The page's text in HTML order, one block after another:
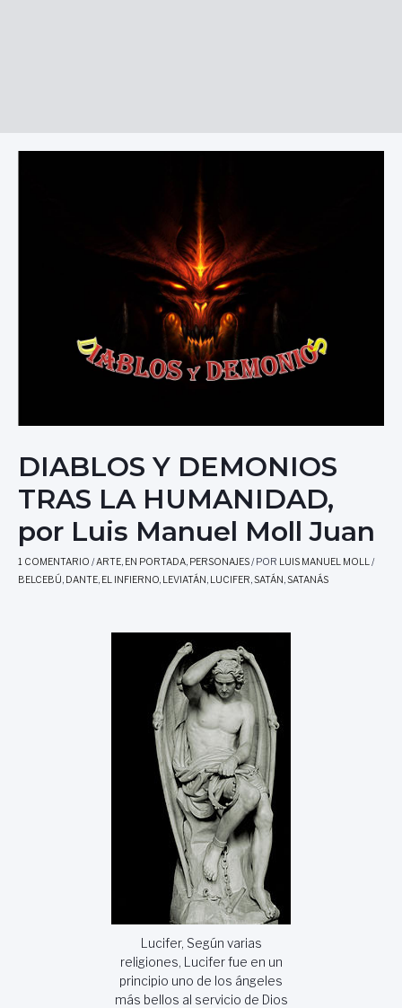
DIABLOS Y DEMONIOS
TRAS LA HUMANIDAD,
por Luis Manuel Moll Juan
1 COMENTARIO /ARTE EN PORTADA PERSONAJES/ POR LUIS MANUEL MOLL /
BELCEBÚ DANTE EL INFIERNO LEVIATÁN LUCIFER SATÁN SATANÁS
Lucifer, Según varias
religiones, Lucifer fue en un
principio uno de los ángeles
más bellos al servicio de Dios